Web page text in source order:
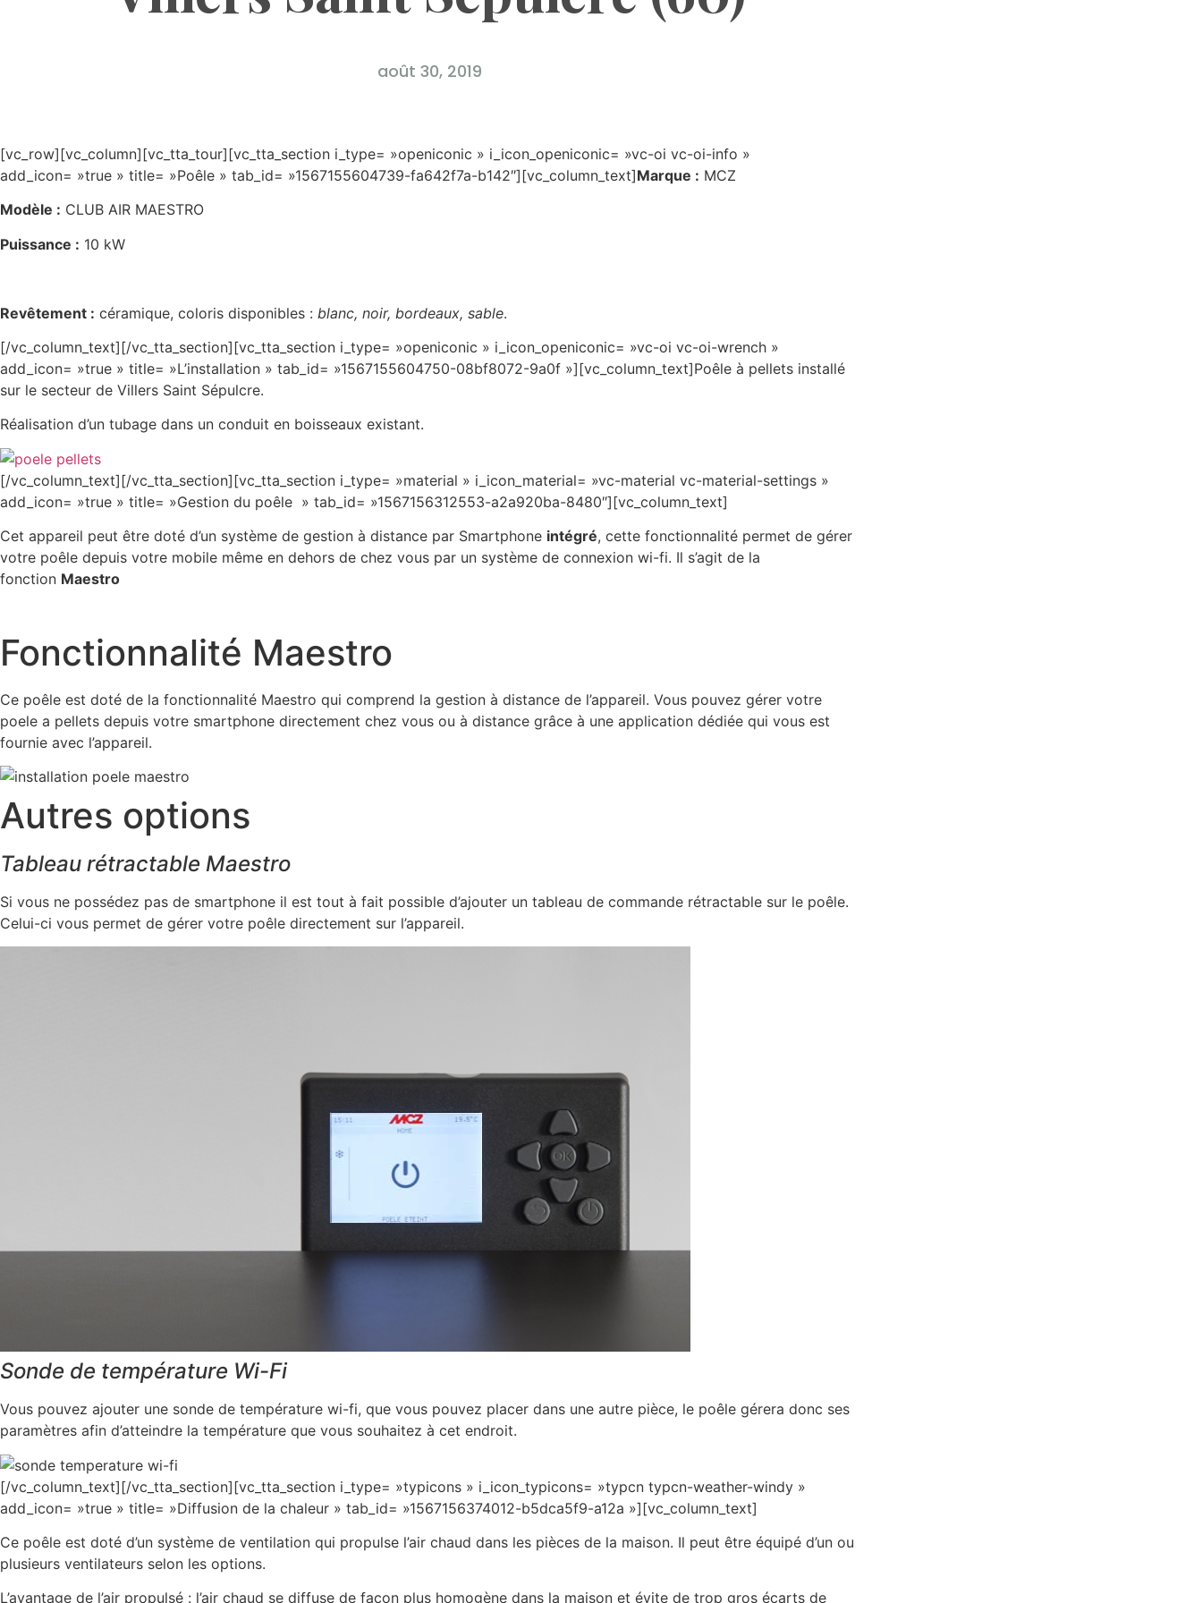
août 30, 2019
[vc_row][vc_column][vc_tta_tour][vc_tta_section i_type= »openiconic » i_icon_openiconic= »vc-oi vc-oi-info »
add_icon= »true » title= »Poêle » tab_id= »1567155604739-fa642f7a-b142″][vc_column_text]Marque : MCZ
Modèle : CLUB AIR MAESTRO
Puissance : 10 kW
Revêtement : céramique, coloris disponibles : blanc, noir, bordeaux, sable.
[/vc_column_text][/vc_tta_section][vc_tta_section i_type= »openiconic » i_icon_openiconic= »vc-oi vc-oi-wrench »
add_icon= »true » title= »L’installation » tab_id= »1567155604750-08bf8072-9a0f »][vc_column_text]Poêle à pellets installé
sur le secteur de Villers Saint Sépulcre.
Réalisation d’un tubage dans un conduit en boisseaux existant.
[/vc_column_text][/vc_tta_section][vc_tta_section i_type= »material » i_icon_material= »vc-material vc-material-settings »
add_icon= »true » title= »Gestion du poêle » tab_id= »1567156312553-a2a920ba-8480″][vc_column_text]
Cet appareil peut être doté d’un système de gestion à distance par Smartphone intégré, cette fonctionnalité permet de gérer
votre poêle depuis votre mobile même en dehors de chez vous par un système de connexion wi-fi. Il s’agit de la
fonction Maestro
Fonctionnalité Maestro
Ce poêle est doté de la fonctionnalité Maestro qui comprend la gestion à distance de l’appareil. Vous pouvez gérer votre
poele a pellets depuis votre smartphone directement chez vous ou à distance grâce à une application dédiée qui vous est
fournie avec l’appareil.
Autres options
Tableau rétractable Maestro
Si vous ne possédez pas de smartphone il est tout à fait possible d’ajouter un tableau de commande rétractable sur le poêle.
Celui-ci vous permet de gérer votre poêle directement sur l’appareil.
Sonde de température Wi-Fi
Vous pouvez ajouter une sonde de température wi-fi, que vous pouvez placer dans une autre pièce, le poêle gérera donc ses
paramètres afin d’atteindre la température que vous souhaitez à cet endroit.
[/vc_column_text][/vc_tta_section][vc_tta_section i_type= »typicons » i_icon_typicons= »typcn typcn-weather-windy »
add_icon= »true » title= »Diffusion de la chaleur » tab_id= »1567156374012-b5dca5f9-a12a »][vc_column_text]
Ce poêle est doté d’un système de ventilation qui propulse l’air chaud dans les pièces de la maison. Il peut être équipé d’un ou
plusieurs ventilateurs selon les options.
L’avantage de l’air propulsé : l’air chaud se diffuse de façon plus homogène dans la maison et évite de trop gros écarts de